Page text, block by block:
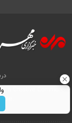
a Creative Commonsوام 100 هزار